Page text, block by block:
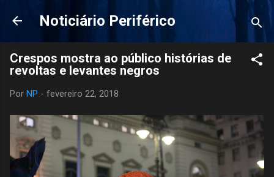
Pular para o conteúdo principal
Noticiário Periférico
Crespos mostra ao público histórias de
revoltas e levantes negros
Por NP - fevereiro 22, 2018